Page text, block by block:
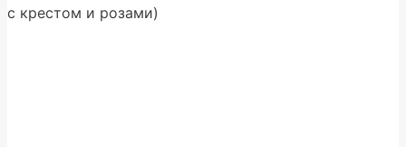
с крестом и розами)